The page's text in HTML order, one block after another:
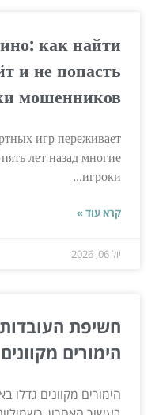
как найти
и не попасть
мошенников
игр переживает
лет назад многие
игроки...
קרא עוד »
יול 06, 2026
חשיפת
הימורים מקוונים
הימורים מקוונים גדלו